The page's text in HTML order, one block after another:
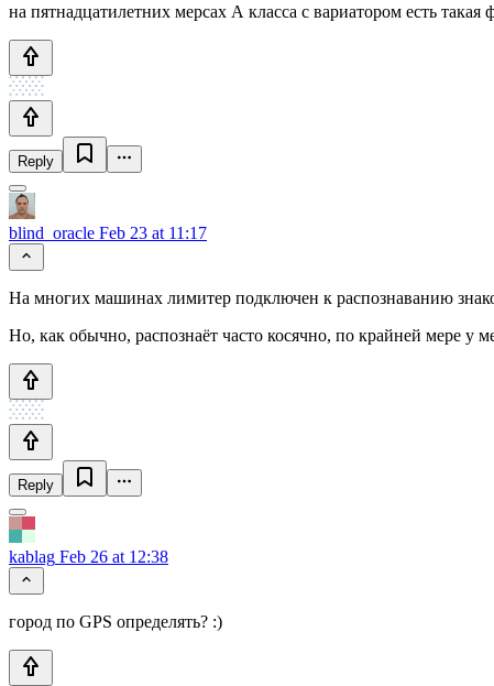
на пятнадцатилетних мерсах А класса с вариатором есть
Reply
blind_oracle Feb 23 at 11:17
На многих машинах лимитер подключен к распознаванию
Но, как обычно, распознаёт часто косячно, по крайней мере у
Reply
kablag Feb 26 at 12:38
город по GPS определять? :)